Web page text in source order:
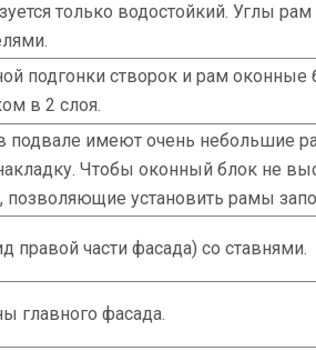
только водостойкий. Углы
подгонки створок и рам
в 2 слоя.
имеют очень небольшие
Чтобы оконный блок не
позволяющие установить рамы
правой части фасада) со ставнями.
главного фасада.